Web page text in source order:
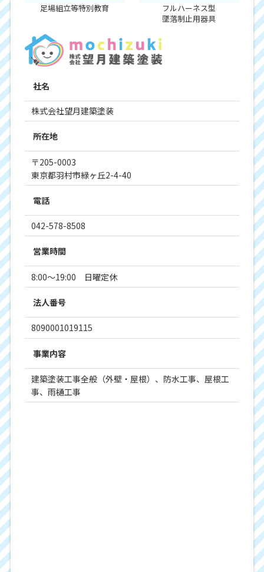
足場組立等特別教育
フルハーネス型
墜落制止用器具
社名
株式会社望月建築塗装
所在地
〒205-0003
東京都羽村市緑ヶ丘2-4-40
電話
042-578-8508
営業時間
8:00～19:00 日曜定休
法人番号
8090001019115
事業内容
建築塗装工事全般（外壁・屋根）、防水工事、屋根工
事、雨樋工事